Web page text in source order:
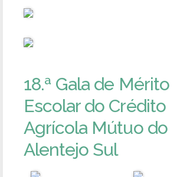
18.ª Gala de Mérito
Escolar do Crédito
Agrícola Mútuo do
Alentejo Sul